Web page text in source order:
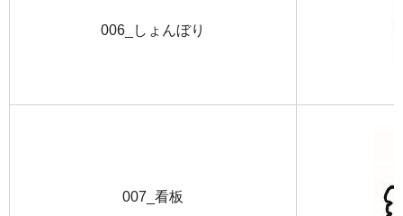
006_しょんぼり
007_看板